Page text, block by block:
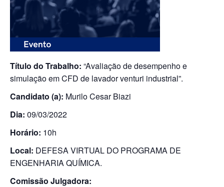
Título do Trabalho: “Avaliação de desempenho e
simulação em CFD de lavador venturi industrial”.
Candidato (a): Murilo Cesar Biazi
Dia: 09/03/2022
Horário: 10h
Local: DEFESA VIRTUAL DO PROGRAMA DE
ENGENHARIA QUÍMICA.
Comissão Julgadora: